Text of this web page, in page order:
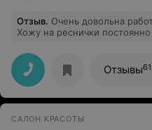
Отзыв. Очень довольна
Хожу на реснички
поможет с выбором и
Отзывы
САЛОН КРАСОТЫ